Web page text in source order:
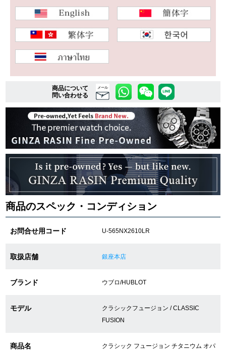
WEB限定品 SALE
詳細検索はこちら
ご利用ガイド
GINZA RASINのプレミアムクオリティについて
送料・お支払方法
ショッピングローンの流れ
よくある質問
ラッピングサービス
商品について
問い合わせる
メール
商品のスペック・コンディション
お問合せ用コード U-565NX2610LR
取扱店舗 銀座本店
ブランド ウブロ/HUBLOT
モデル
クラシックフュージョン / CLASSIC
FUSION
商品名
クラシック フュージョン チタニウム オパ